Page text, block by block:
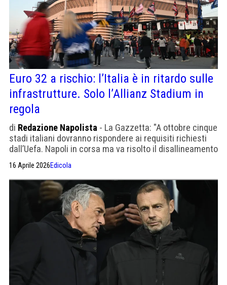
Euro 32 a rischio: l’Italia è in ritardo sulle
infrastrutture. Solo l’Allianz Stadium in
regola
di Redazione Napolista - La Gazzetta: "A ottobre cinque
stadi italiani dovranno rispondere ai requisiti richiesti
dall’Uefa. Napoli in corsa ma va risolto il disallineamento
16 Aprile 2026Edicola